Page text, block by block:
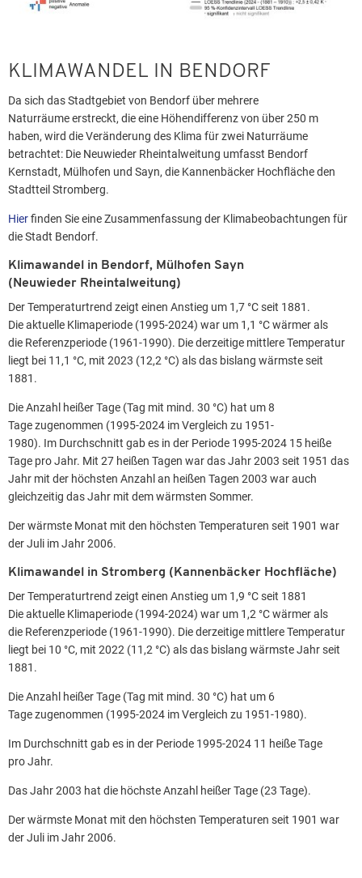
KLIMAWANDEL IN BENDORF
Da sich das Stadtgebiet von Bendorf über mehrere
Naturräume erstreckt, die eine Höhendifferenz von über 250 m
haben, wird die Veränderung des Klima für zwei Naturräume
betrachtet: Die Neuwieder Rheintalweitung umfasst Bendorf
Kernstadt, Mülhofen und Sayn, die Kannenbäcker Hochfläche den
Stadtteil Stromberg.
Hierfinden Sie eine Zusammenfassung der Klimabeobachtungen für
die Stadt Bendorf.
Klimawandel in Bendorf, Mülhofen Sayn
(Neuwieder Rheintalweitung)
Der Temperaturtrend zeigt einen Anstieg um 1,7 °C seit 1881.
Die aktuelle Klimaperiode (1995-2024) war um 1,1 °C wärmer als
die Referenzperiode (1961-1990). Die derzeitige mittlere Temperatur
liegt bei 11,1 °C, mit 2023 (12,2 °C) als das bislang wärmste seit
1881.
Die Anzahl heißer Tage (Tag mit mind. 30 °C) hat um 8
Tage zugenommen (1995-2024 im Vergleich zu 1951-
1980). Im Durchschnitt gab es in der Periode 1995-2024 15 heiße
Tage pro Jahr. Mit 27 heißen Tagen war das Jahr 2003 seit 1951 das
Jahr mit der höchsten Anzahl an heißen Tagen 2003 war auch
gleichzeitig das Jahr mit dem wärmsten Sommer.
Der wärmste Monat mit den höchsten Temperaturen seit 1901 war
der Juli im Jahr 2006.
Klimawandel in Stromberg (Kannenbäcker Hochfläche)
Der Temperaturtrend zeigt einen Anstieg um 1,9 °C seit 1881
Die aktuelle Klimaperiode (1994-2024) war um 1,2 °C wärmer als
die Referenzperiode (1961-1990). Die derzeitige mittlere Temperatur
liegt bei 10 °C, mit 2022 (11,2 °C) als das bislang wärmste Jahr seit
1881.
Die Anzahl heißer Tage (Tag mit mind. 30 °C) hat um 6
Tage zugenommen (1995-2024 im Vergleich zu 1951-1980).
Im Durchschnitt gab es in der Periode 1995-2024 11 heiße Tage
pro Jahr.
Das Jahr 2003 hat die höchste Anzahl heißer Tage (23 Tage).
Der wärmste Monat mit den höchsten Temperaturen seit 1901 war
der Juli im Jahr 2006.